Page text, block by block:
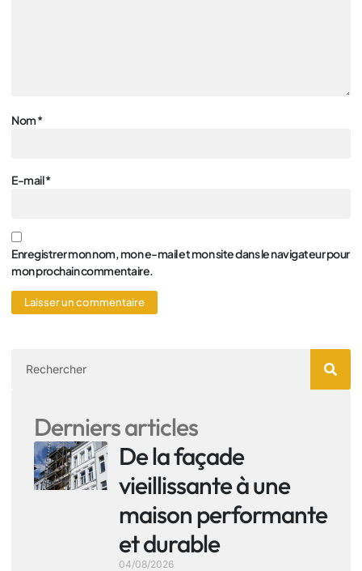
Nom*
E-mail*
Enregistrer mon nom, mon e-mail et mon site dans le navigateur pour
mon prochain commentaire.
Derniers articles
De la façade
vieillissante à une
maison performante
et durable
04/08/2026